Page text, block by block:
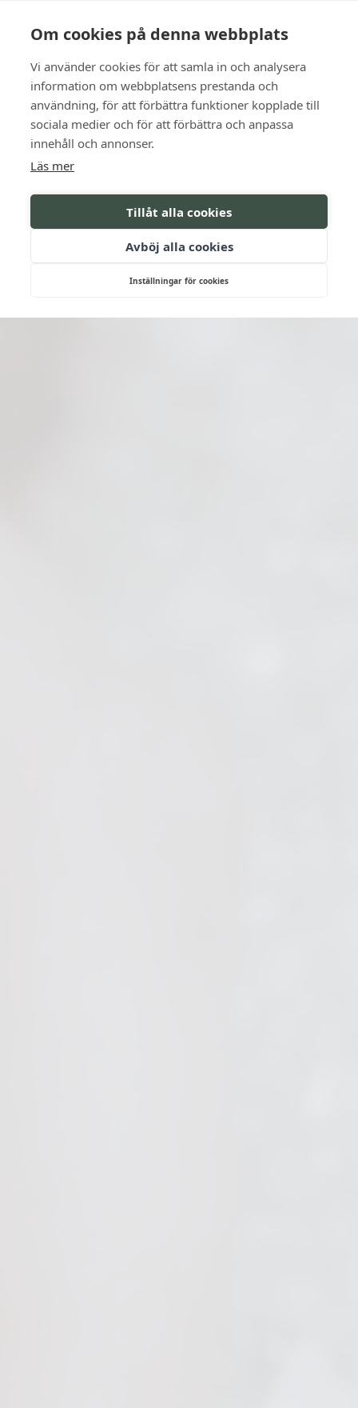
Om cookies på denna webbplats
Vi använder cookies för att samla in och analysera
information om webbplatsens prestanda och
användning, för att förbättra funktioner kopplade till
sociala medier och för att förbättra och anpassa
innehåll och annonser.
Läs mer
Tillåt alla cookies
Avböj alla cookies
Inställningar för cookies
BUCHEN SIE